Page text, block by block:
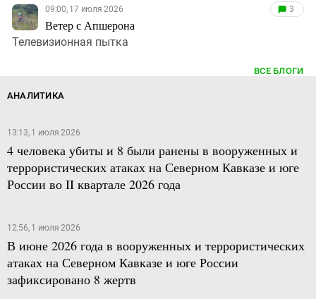
09:00, 17 июля 2026
Ветер с Апшерона
3
Телевизионная пытка
ВСЕ БЛОГИ
АНАЛИТИКА
13:13, 1 июля 2026
4 человека убиты и 8 были ранены в вооруженных и
террористических атаках на Северном Кавказе и юге
России во II квартале 2026 года
12:56, 1 июля 2026
В июне 2026 года в вооруженных и террористических
атаках на Северном Кавказе и юге России
зафиксировано 8 жертв